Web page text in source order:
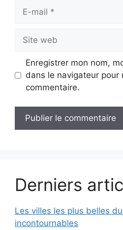
Site
web
Enregistrer mon nom,
dans le navigateur pour
commentaire.
Derniers
Les villes les plus belles
incontournables